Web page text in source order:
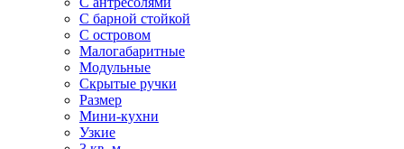
С барной стойкой
С островом
Малогабаритные
Модульные
Скрытые ручки
Размер
Мини-кухни
Узкие